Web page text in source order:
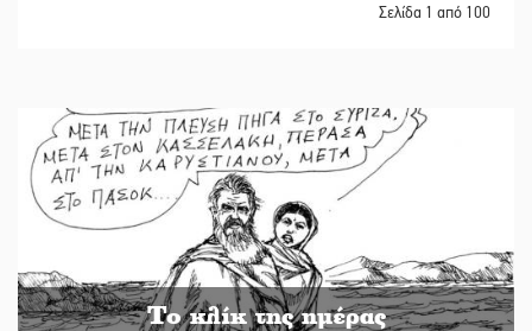
Σελίδα 1 από 100
Το κλίκ της ημέρας